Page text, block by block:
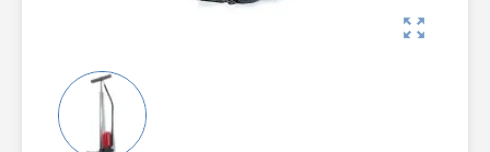
zoom_out_map